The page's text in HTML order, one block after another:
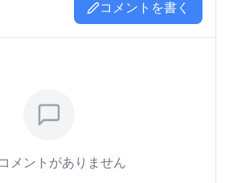
コメントを書く
メントがありません